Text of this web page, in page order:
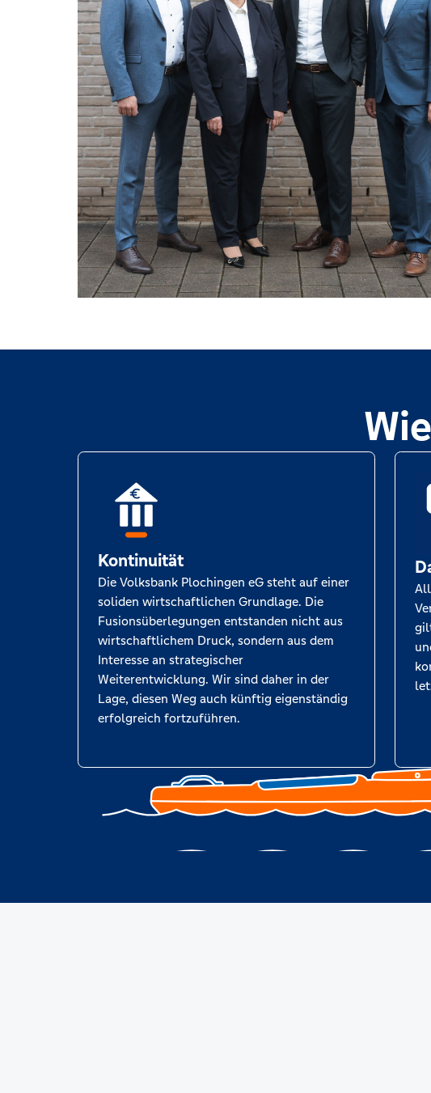
Kontinuität
Die Volksbank Plochingen eG steht auf einer
soliden wirtschaftlichen Grundlage. Die
Fusionsüberlegungen entstanden nicht aus
wirtschaftlichem Druck, sondern aus dem
Interesse an strategischer
Weiterentwicklung. Wir sind daher in der
Lage, diesen Weg auch künftig eigenständig
erfolgreich fortzuführen.